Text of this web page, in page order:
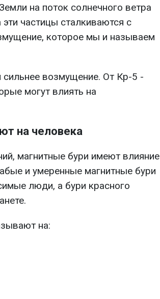
на поток солнечного ветра
частицы сталкиваются с
которое мы и называем
возмущение. От Кр-5 -
могут влиять на
на человека
магнитные бури имеют влияние
и умеренные магнитные бури
люди, а бури красного
на: